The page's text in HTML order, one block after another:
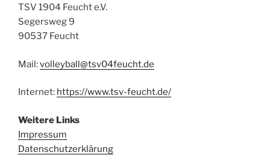
TSV 1904 Feucht e.V.
Segersweg 9
90537 Feucht
Mail:volleyball@tsv04feucht.de
Internet: https://www.tsv-feucht.de/
Weitere Links
Impressum
Datenschutzerklärung